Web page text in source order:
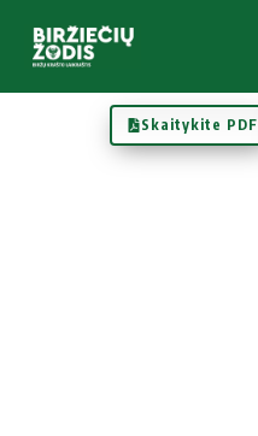
Skaitykite PDF